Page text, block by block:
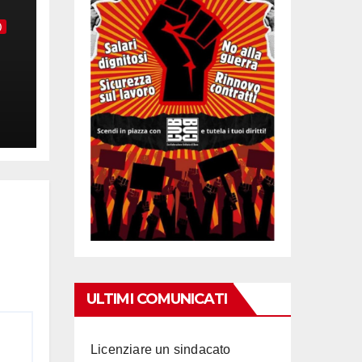
ULTIMI COMUNICATI
Licenziare un sindacato